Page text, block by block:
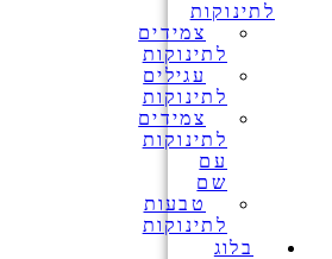
לתינוקות
צמידים
לתינוקות
עגילים
לתינוקות
צמידים
לתינוקות
עם
שם
טבעות
לתינוקות
בלוג